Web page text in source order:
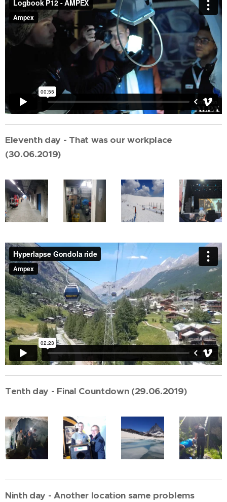
Eleventh day - That was our workplace
(30.06.2019)
Tenth day - Final Countdown (29.06.2019)
Ninth day - Another location same problems